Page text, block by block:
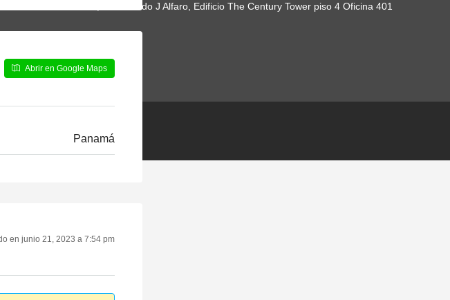
Abrir en Google Maps
Panamá
en junio 21, 2023 a 7:54 pm
en Panamá, Via Ricardo J Alfaro, Edificio The Century Tower piso 4 Oficina 401